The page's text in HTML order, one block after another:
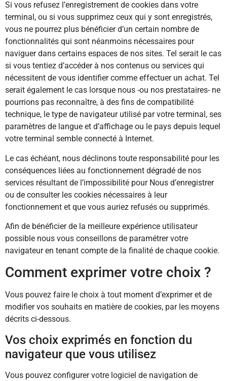
Si vous refusez l’enregistrement de cookies dans votre
terminal, ou si vous supprimez ceux qui y sont enregistrés,
vous ne pourrez plus bénéficier d’un certain nombre de
fonctionnalités qui sont néanmoins nécessaires pour
naviguer dans certains espaces de nos sites. Tel serait le cas
si vous tentiez d’accéder à nos contenus ou services qui
nécessitent de vous identifier comme effectuer un achat. Tel
serait également le cas lorsque nous -ou nos prestataires- ne
pourrions pas reconnaître, à des fins de compatibilité
technique, le type de navigateur utilisé par votre terminal, ses
paramètres de langue et d’affichage ou le pays depuis lequel
votre terminal semble connecté à Internet.
Le cas échéant, nous déclinons toute responsabilité pour les
conséquences liées au fonctionnement dégradé de nos
services résultant de l’impossibilité pour Nous d’enregistrer
ou de consulter les cookies nécessaires à leur
fonctionnement et que vous auriez refusés ou supprimés.
Afin de bénéficier de la meilleure expérience utilisateur
possible nous vous conseillons de paramétrer votre
navigateur en tenant compte de la finalité de chaque cookie.
Comment exprimer votre choix ?
Vous pouvez faire le choix à tout moment d’exprimer et de
modifier vos souhaits en matière de cookies, par les moyens
décrits ci-dessous.
Vos choix exprimés en fonction du
navigateur que vous utilisez
Vous pouvez configurer votre logiciel de navigation de